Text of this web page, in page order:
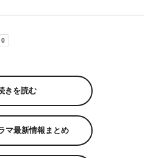
きを読む
マ最新情報まとめ